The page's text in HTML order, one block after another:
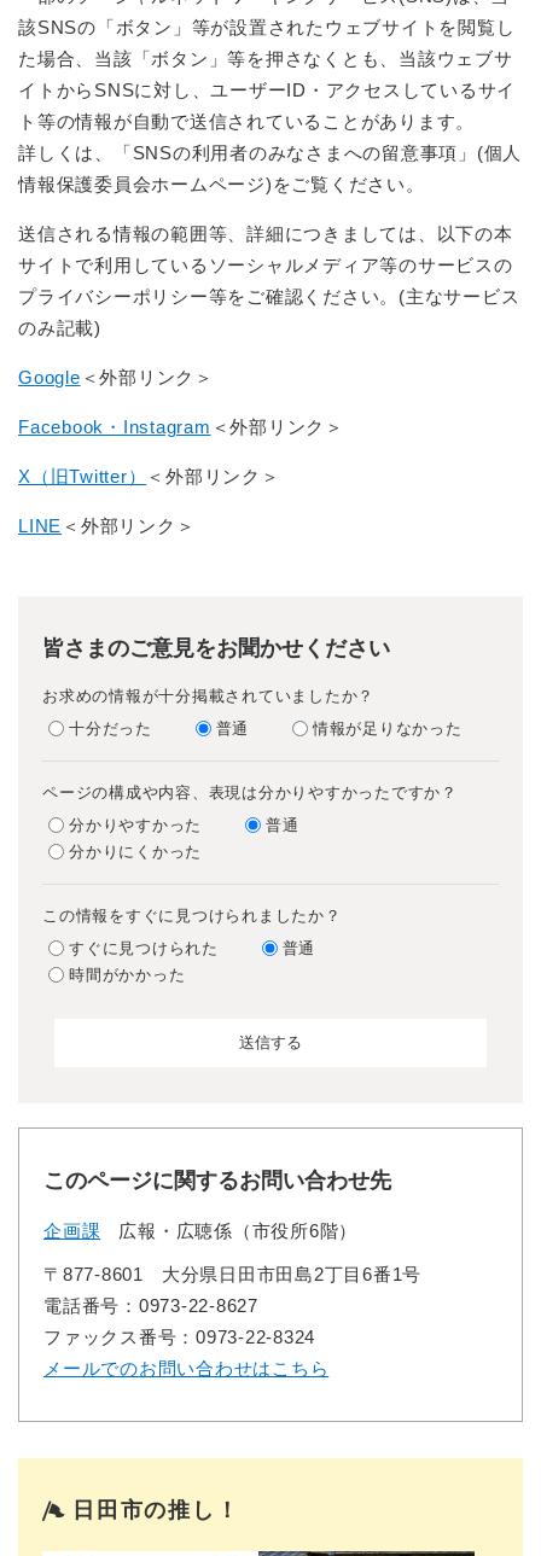
該SNSの「ボタン」等が設置されたウェブサイトを閲覧し
た場合、当該「ボタン」等を押さなくとも、当該ウェブサ
イトからSNSに対し、ユーザーID・アクセスしているサイ
ト等の情報が自動で送信されていることがあります。
詳しくは、「SNSの利用者のみなさまへの留意事項」(個人
情報保護委員会ホームページ)をご覧ください。
送信される情報の範囲等、詳細につきましては、以下の本
サイトで利用しているソーシャルメディア等のサービスの
プライバシーポリシー等をご確認ください。(主なサービス
のみ記載)
Google ＜外部リンク＞
Facebook・Instagram ＜外部リンク＞
X（旧Twitter） ＜外部リンク＞
LINE ＜外部リンク＞
皆さまのご意見をお聞かせください
お求めの情報が十分掲載されていましたか？
十分だった
普通 情報が足りなかった
ページの構成や内容、表現は分かりやすかったですか？
分かりやすかった
普通
分かりにくかった
この情報をすぐに見つけられましたか？
すぐに見つけられた
普通
時間がかかった
このページに関するお問い合わせ先
企画課 広報・広聴係（市役所6階）
〒877-8601
大分県日田市田島2丁目6番1号
電話番号：0973-22-8627
ファックス番号：0973-22-8324
メールでのお問い合わせはこちら
日田市の推し！